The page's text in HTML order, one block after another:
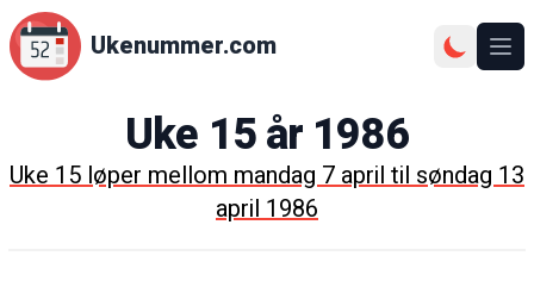
Ukenummer.com
Uke 15år 1986
Uke15løper mellommandag 7 apriltilsøndag 13
april 1986